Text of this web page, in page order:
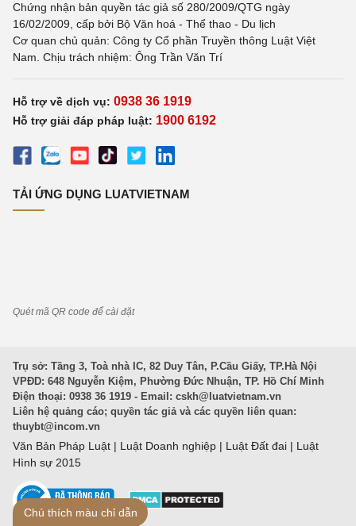
Chứng nhận bản quyền tác giả số 280/2009/QTG ngày
16/02/2009, cấp bởi Bộ Văn hoá - Thể thao - Du lịch
Cơ quan chủ quản: Công ty Cổ phần Truyền thông Luật Việt
Nam. Chịu trách nhiệm: Ông Trần Văn Trí
Hỗ trợ về dịch vụ: 0938 36 1919
Hỗ trợ giải đáp pháp luật: 1900 6192
TẢI ỨNG DỤNG LUATVIETNAM
Quét mã QR code để cài đặt
Trụ sở: Tầng 3, Toà nhà IC, 82 Duy Tân, P.Cầu Giấy, TP.Hà Nội
VPĐD: 648 Nguyễn Kiệm, Phường Đức Nhuận, TP. Hồ Chí Minh
Điện thoại: 0938 36 1919 - Email: cskh@luatvietnam.vn
Liên hệ quảng cáo; quyền tác giả và các quyền liên quan:
thuybt@incom.vn
Văn Bản Pháp Luật | Luật Doanh nghiệp | Luật Đất đai | Luật
Hình sự 2015
Chú thích màu chỉ dẫn